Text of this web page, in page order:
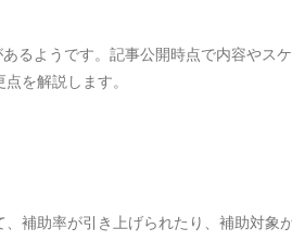
るようです。記事公開時点で内容やスケ
を解説します。
補助率が引き上げられたり、補助対象